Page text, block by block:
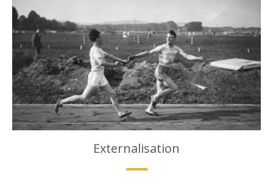
Externalisation